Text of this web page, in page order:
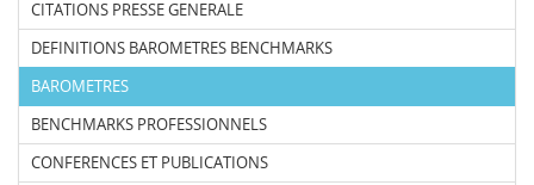
CITATIONS PRESSE GENERALE
DEFINITIONS BAROMETRES BENCHMARKS
BAROMETRES
BENCHMARKS PROFESSIONNELS
CONFERENCES ET PUBLICATIONS